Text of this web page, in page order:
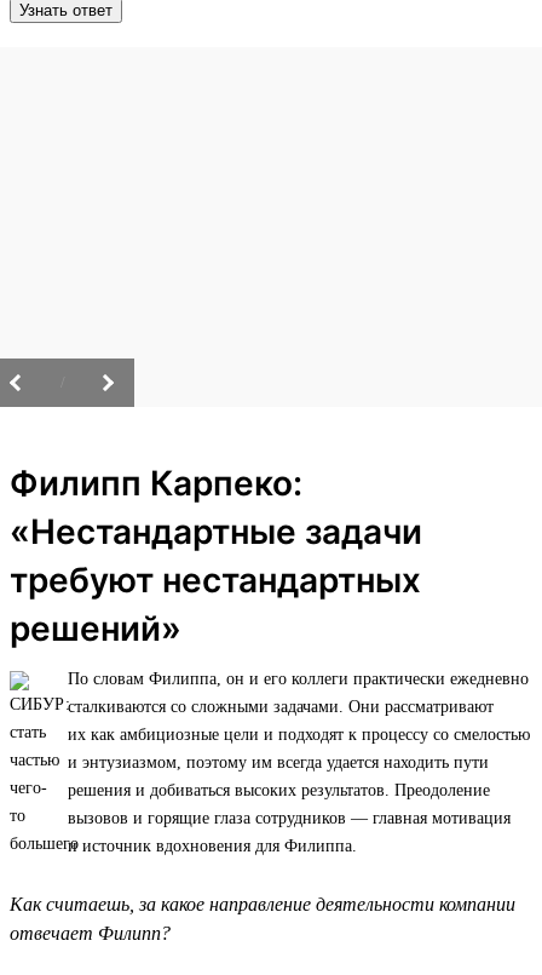
Узнать ответ
Филипп Карпеко:
«Нестандартные задачи
требуют нестандартных
решений»
По словам Филиппа, он и его коллеги практически ежедневно
сталкиваются со сложными задачами. Они рассматривают
их как амбициозные цели и подходят к процессу со смелостью
и энтузиазмом, поэтому им всегда удается находить пути
решения и добиваться высоких результатов. Преодоление
вызовов и горящие глаза сотрудников — главная мотивация
и источник вдохновения для Филиппа.
Как считаешь, за какое направление деятельности компании
отвечает Филипп?